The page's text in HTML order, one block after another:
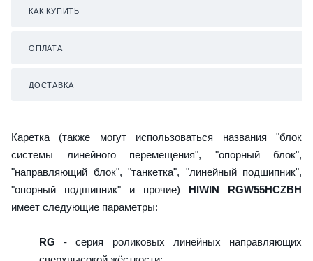
КАК КУПИТЬ
ОПЛАТА
ДОСТАВКА
Каретка (также могут использоваться названия "блок
системы линейного перемещения", "опорный блок",
"направляющий блок", "танкетка", "линейный подшипник",
"опорный подшипник" и прочие) HIWIN RGW55HCZBH
имеет следующие параметры:
RG - серия роликовых линейных направляющих